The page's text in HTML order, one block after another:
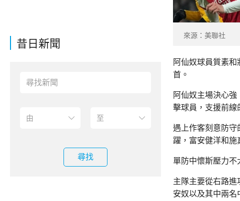
昔日新聞
尋找
來源：美聯社
阿仙奴球員質素
首。
阿仙奴主場決心
擊球員，支援前線
遇上作客刻意防守
躍，富安健洋和施
單防中懷斯壓力不
主隊主要從右路
安奴以及其中兩名